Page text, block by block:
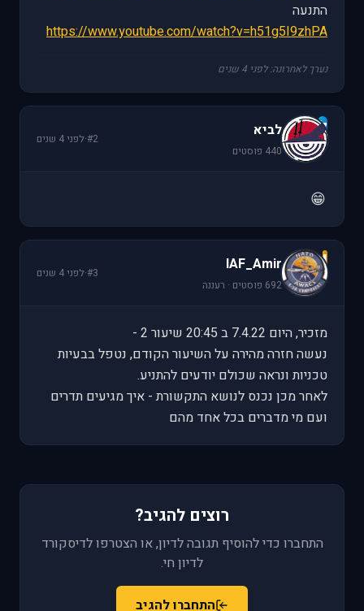
התנעה
https://www.youtube.com/watch?v=h51g5I9zhPA
נערך לאחרונה: לפני 4 שנים
ל לביא
440 פוסטים
#2
·לפני 4 שנים
😁
I
IAF_Amir
692 פוסטים · רעננה
#3
·לפני 4 שנים
מזכיר, היום 7.4.22 ב 20:45 שיעור 2 -
נעשה חזרה מהירה על השיעור הקודם, נטפל בבעיות
טכניות ונראה שכולם יודעים להתניע.
לאחר מכן נכנס לנושא התקשורת - איך מגיעים תדרים
ועם מי מדברים בכל אחד מהם
רוצים להגיב?
התחברו כדי להוסיף תגובה לדיון, או הצטרפו לדיסקורד
לדיון חי.
התחברו להגיב